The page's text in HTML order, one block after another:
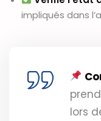
impliqués dans
lors